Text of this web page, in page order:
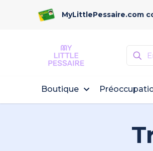
MyLittlePessaire.com
Boutique